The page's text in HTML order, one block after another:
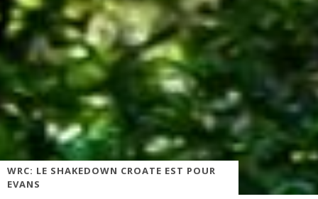
WRC: LE SHAKEDOWN CROATE EST POUR
EVANS